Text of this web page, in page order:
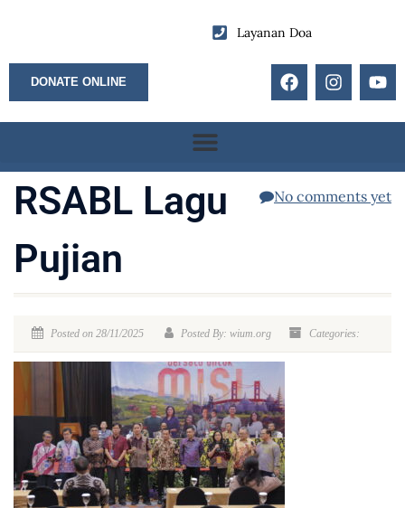
Layanan Doa
DONATE ONLINE
No comments yet
RSABL Lagu
Pujian
Posted on 28/11/2025 Posted By: wium.org Categories: